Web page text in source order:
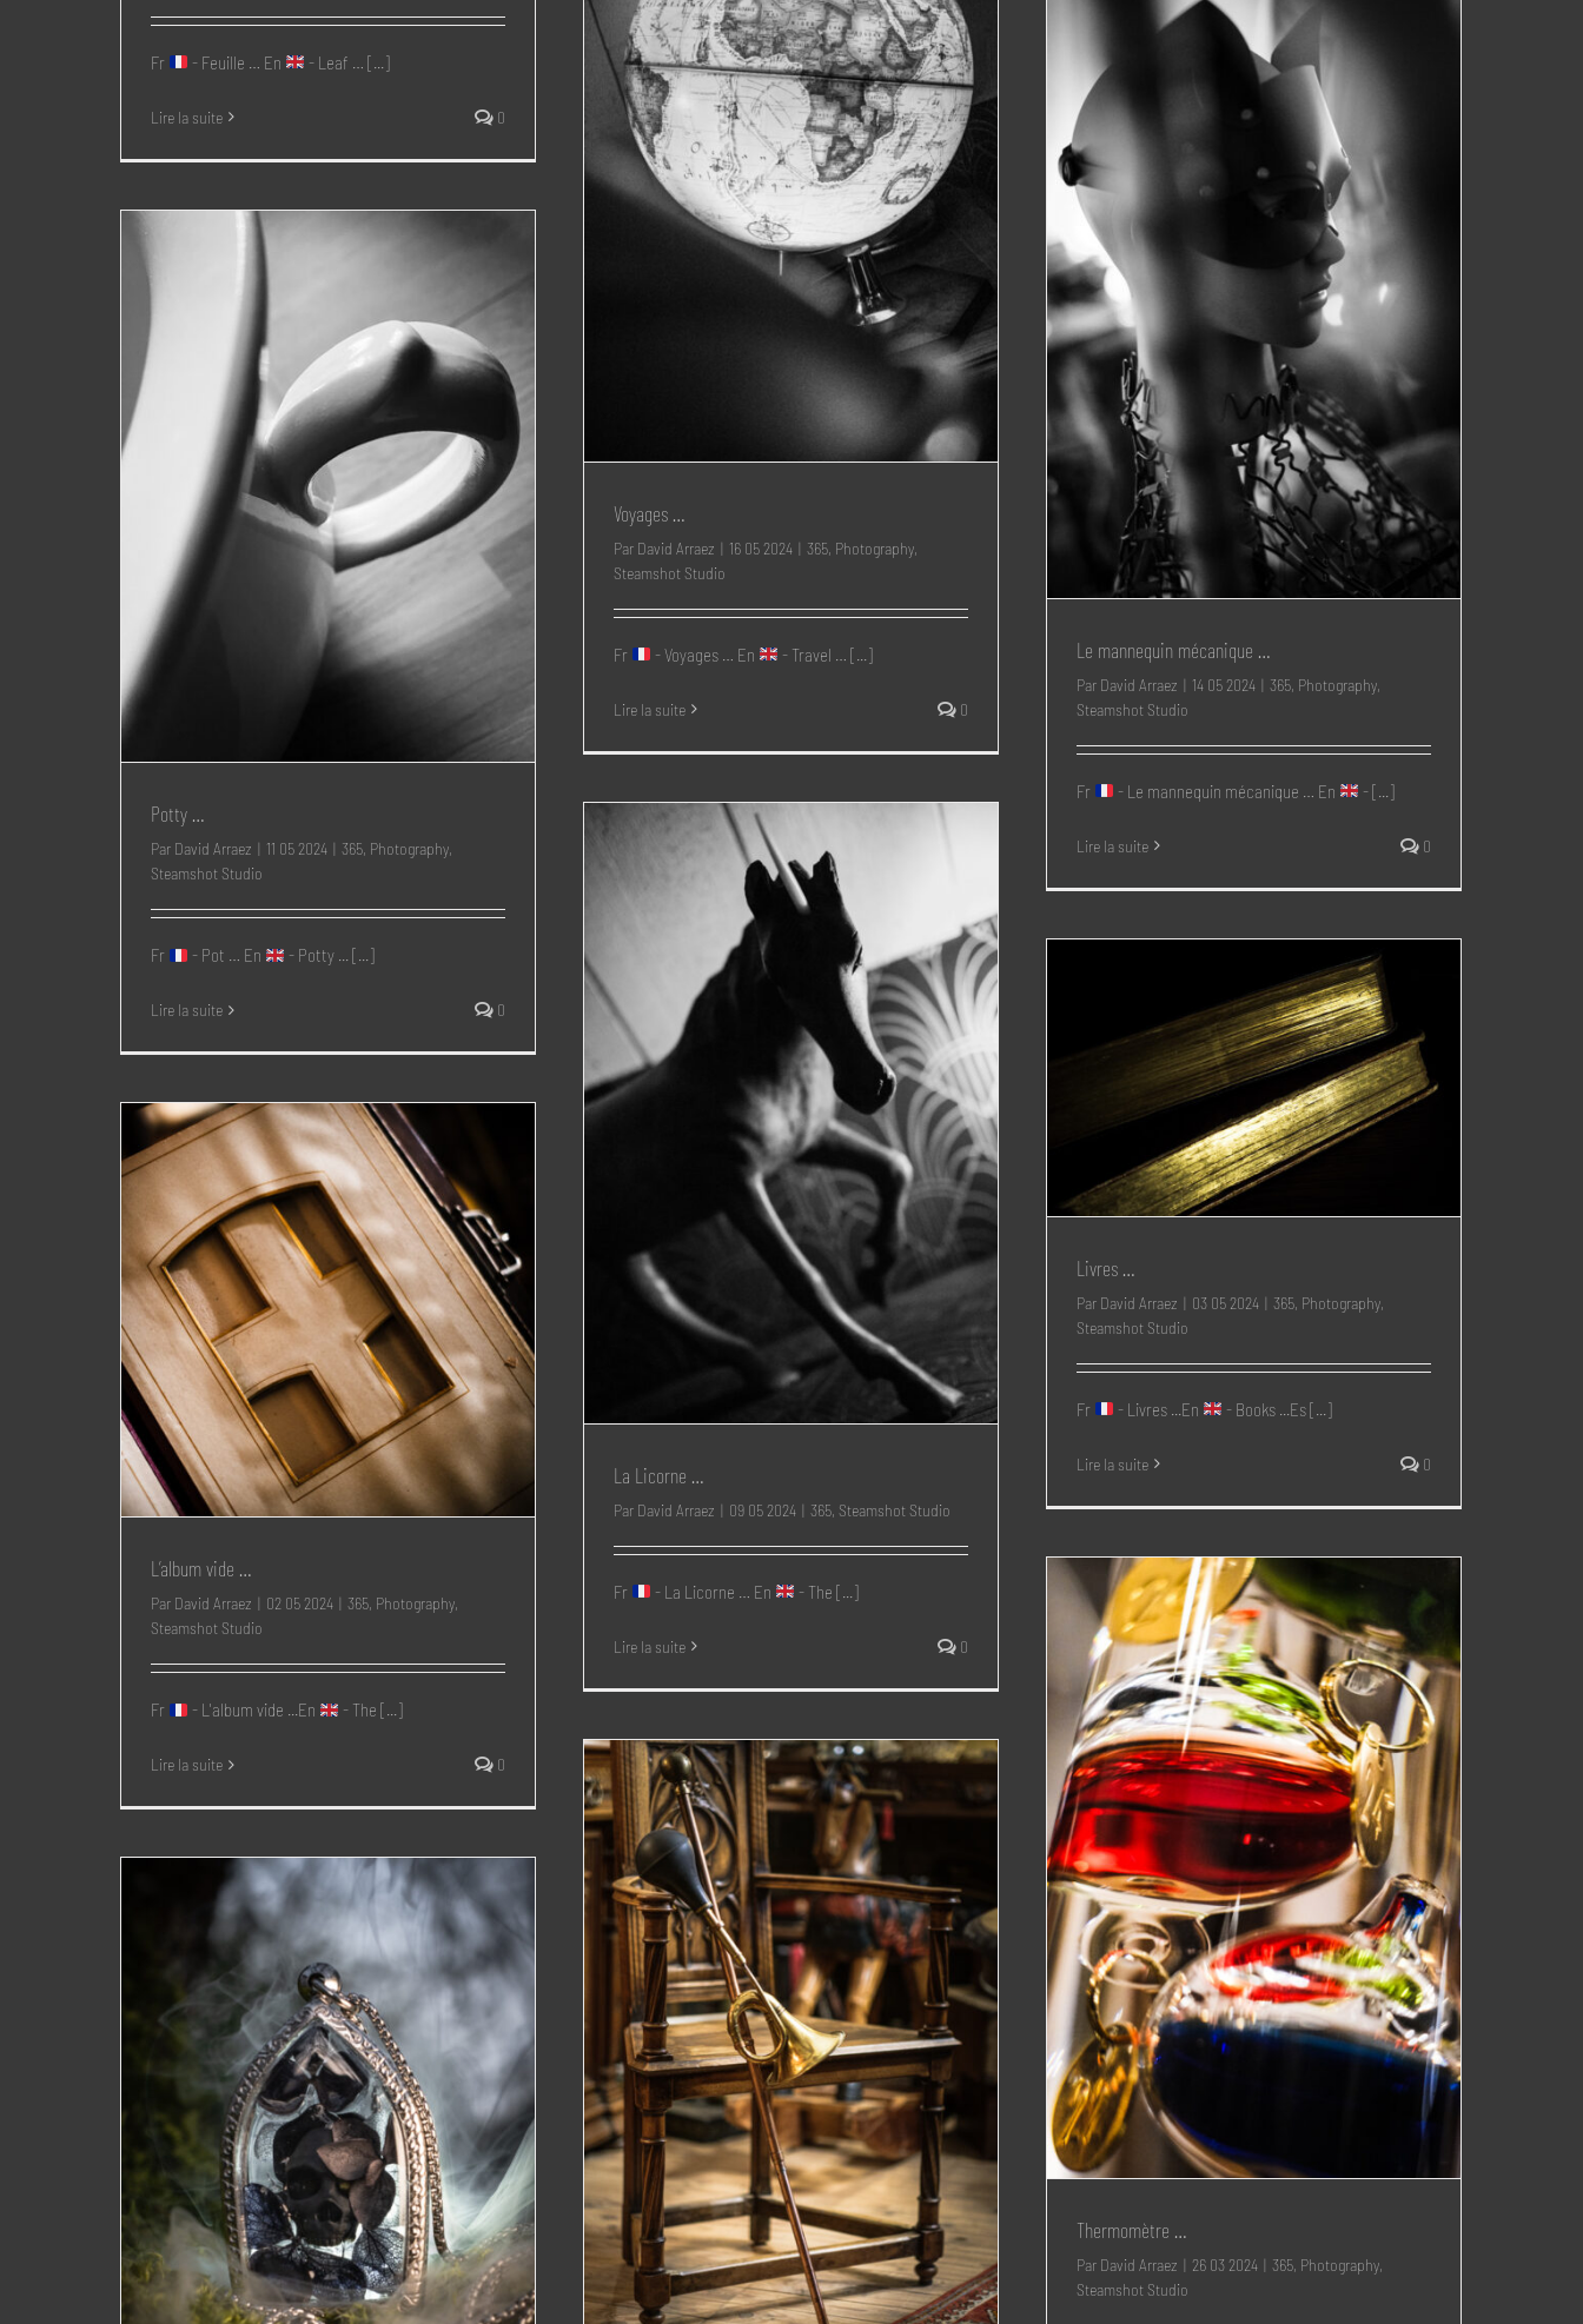
Fr - Feuille … En - Leaf … [...]
Lire la suite 0
Voyages …
Par David Arraez | 16 05 2024 | 365, Photography,
Steamshot Studio
Fr - Voyages … En - Travel … [...]
Lire la suite 0
Le mannequin mécanique …
Par David Arraez | 14 05 2024 | 365, Photography,
Steamshot Studio
Fr - Le mannequin mécanique … En - [...]
Lire la suite 0
Potty …
Par David Arraez | 11 05 2024 | 365, Photography,
Steamshot Studio
Fr - Pot … En - Potty ... [...]
Lire la suite 0
La Licorne …
Par David Arraez | 09 05 2024 | 365, Steamshot Studio
Fr - La Licorne … En - The [...]
Lire la suite 0
Livres …
Par David Arraez | 03 05 2024 | 365, Photography,
Steamshot Studio
Fr - Livres ...En - Books ...Es [...]
Lire la suite 0
L’album vide …
Par David Arraez | 02 05 2024 | 365, Photography,
Steamshot Studio
Fr - L'album vide ...En - The [...]
Lire la suite 0
Thermomètre …
Par David Arraez | 26 03 2024 | 365, Photography,
Steamshot Studio